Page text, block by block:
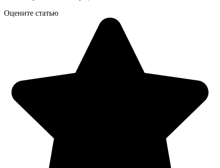
Оцените статью